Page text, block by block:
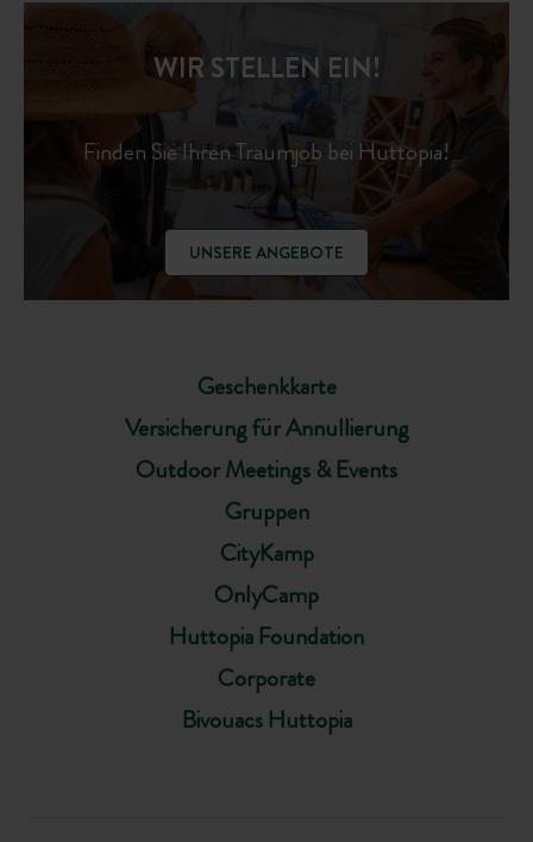
Geschenkkarte
Versicherung für Annullierung
Outdoor Meetings & Events
Gruppen
CityKamp
OnlyCamp
Huttopia Foundation
Corporate
Bivouacs Huttopia
WIR STELLEN EIN!
Finden Sie Ihren Traumjob bei Huttopia!
UNSERE ANGEBOTE